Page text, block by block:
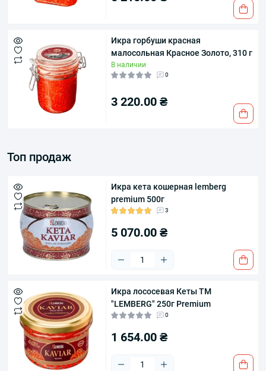
Икра горбуши красная
малосольная Красное Золото, 310 г
В наличии
0
3 220.00 ₴
Топ продаж
Икра кета кошерная lemberg
premium 500г
3
5 070.00 ₴
Икра лососевая Кеты ТМ
"LEMBERG" 250г Premium
0
1 654.00 ₴